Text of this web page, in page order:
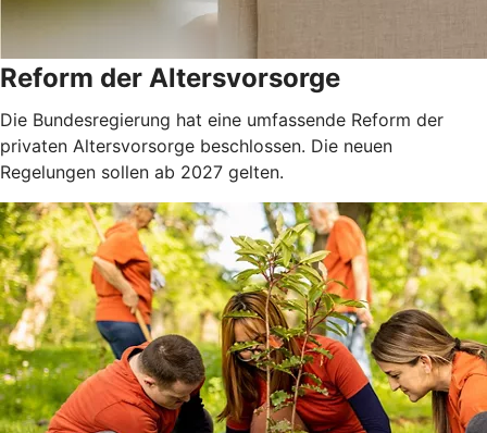
Reform der Altersvorsorge
Die Bundesregierung hat eine umfassende Reform der
privaten Altersvorsorge beschlossen. Die neuen
Regelungen sollen ab 2027 gelten.